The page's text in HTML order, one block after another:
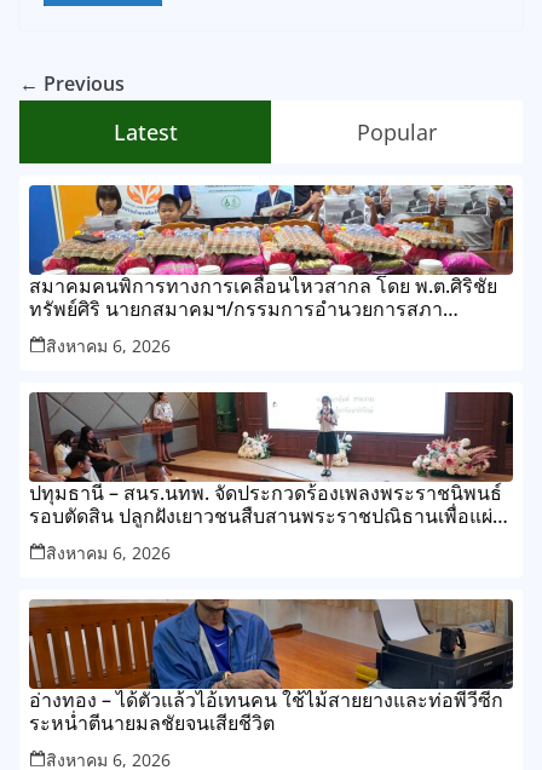
← Previous
Latest Popular
สมาคมคนพิการทางการเคลื่อนไหวสากล โดย พ.ต.ศิริชัย
ทรัพย์ศิริ นายกสมาคมฯ/กรรมการอำนวยการสภา
สังคมสงเคราะห์แห่งประเทศไทย
สิงหาคม 6, 2026
ปทุมธานี – สนร.นทพ. จัดประกวดร้องเพลงพระราชนิพนธ์
รอบตัดสิน ปลูกฝังเยาวชนสืบสานพระราชปณิธานเพื่อแผ่น
ดิน
สิงหาคม 6, 2026
อ่างทอง – ได้ตัวแล้วไอ้เทนคน ใช้ไม้สายยางและท่อพีวีซีก
ระหน่ำตีนายมลชัยจนเสียชีวิต
สิงหาคม 6, 2026